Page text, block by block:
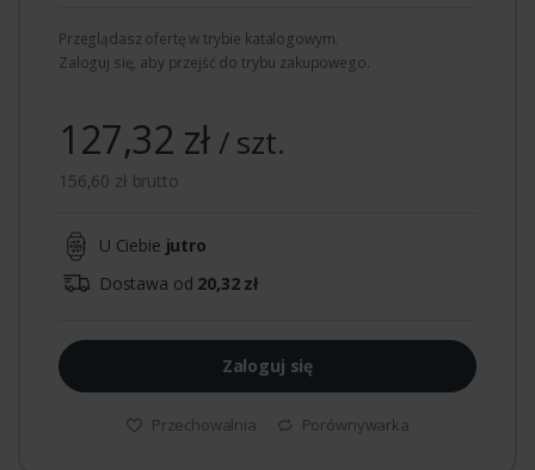
Przeglądasz ofertę w trybie katalogowym.
Zaloguj się, aby przejść do trybu zakupowego.
127,32 zł/ szt.
156,60 zł brutto
U Ciebie jutro
Dostawa od 20,32 zł
Zaloguj się
Przechowalnia Porównywarka